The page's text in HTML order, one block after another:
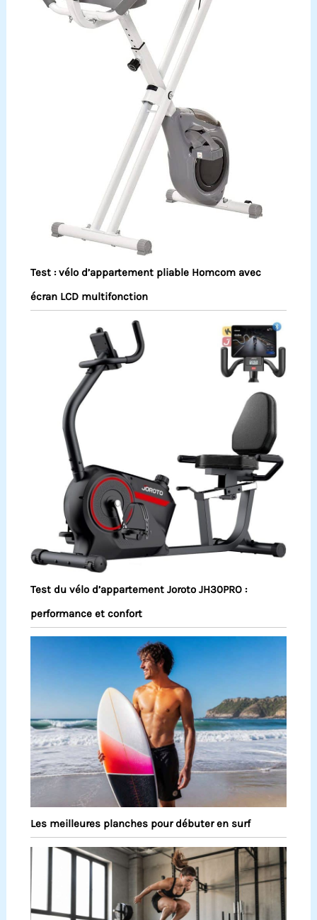
Test : vélo d’appartement pliable Homcom avec
écran LCD multifonction
Test du vélo d’appartement Joroto JH30PRO :
performance et confort
Les meilleures planches pour débuter en surf